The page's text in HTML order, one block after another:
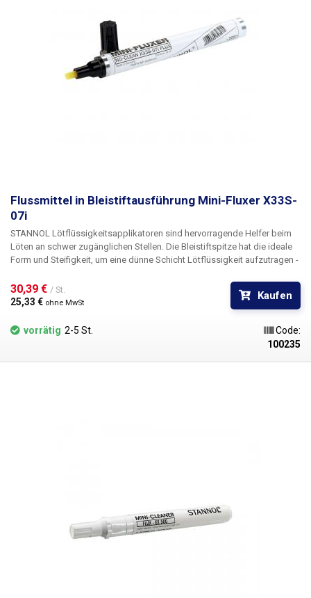
Flussmittel in Bleistiftausführung Mini-Fluxer X33S-
07i
STANNOL Lötflüssigkeitsapplikatoren sind hervorragende Helfer beim
Löten an schwer zugänglichen Stellen. Die Bleistiftspitze hat die ideale
Form und Steifigkeit, um eine dünne Schicht Lötflüssigkeit aufzutragen -
30,39 € / St.
25,33 € ohne MwSt
Kaufen
vorrätig 2-5 St.
Code:
100235